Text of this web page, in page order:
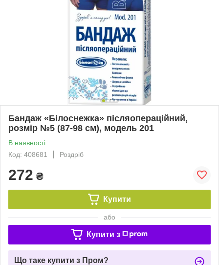
Бандаж «Білоснежка» післяопераційний,
розмір №5 (87-98 см), модель 201
В наявності
Код: 408681
Роздріб
272 ₴
Купити
або
Купити з
Що таке купити з Пром?